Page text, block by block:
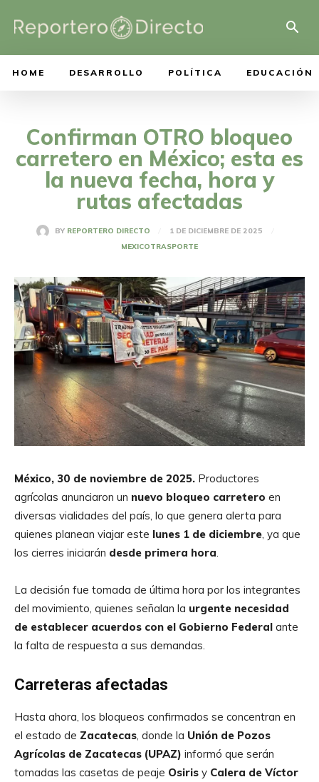
HOME DESARROLLO POLÍTICA EDUCACIÓN
Confirman OTRO bloqueo
carretero en México; esta es
la nueva fecha, hora y
rutas afectadas
BY REPORTERO DIRECTO
1 DE DICIEMBRE DE 2025
MEXICOTRASPORTE
México, 30 de noviembre de 2025. Productores
agrícolas anunciaron un nuevo bloqueo carretero en
diversas vialidades del país, lo que genera alerta para
quienes planean viajar este lunes 1 de diciembre, ya que
los cierres iniciarán desde primera hora.
La decisión fue tomada de última hora por los integrantes
del movimiento, quienes señalan la urgente necesidad
de establecer acuerdos con el Gobierno Federal ante
la falta de respuesta a sus demandas.
Carreteras afectadas
Hasta ahora, los bloqueos confirmados se concentran en
el estado de Zacatecas, donde la Unión de Pozos
Agrícolas de Zacatecas (UPAZ) informó que serán
tomadas las casetas de peaje Osiris y Calera de Víctor